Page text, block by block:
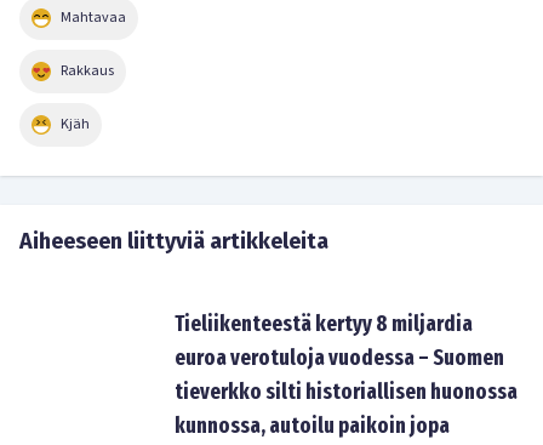
Mahtavaa
Rakkaus
Kjäh
Aiheeseen liittyviä artikkeleita
Tieliikenteestä kertyy 8 miljardia
euroa verotuloja vuodessa – Suomen
tieverkko silti historiallisen huonossa
kunnossa, autoilu paikoin jopa